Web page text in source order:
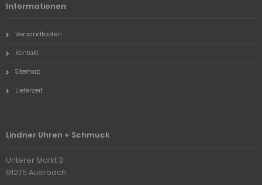
Informationen
Versandkosten
Kontakt
Sitemap
Lieferzeit
Lindner Uhren + Schmuck
Unterer Markt 3
91275 Auerbach